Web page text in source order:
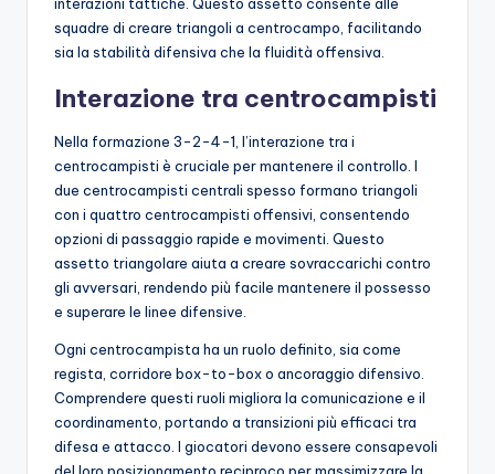
squadre di creare triangoli a centrocampo, facilitando
sia la stabilità difensiva che la fluidità offensiva.
Interazione tra centrocampisti
Nella formazione 3-2-4-1, l’interazione tra i
centrocampisti è cruciale per mantenere il controllo. I
due centrocampisti centrali spesso formano triangoli
con i quattro centrocampisti offensivi, consentendo
opzioni di passaggio rapide e movimenti. Questo
assetto triangolare aiuta a creare sovraccarichi contro
gli avversari, rendendo più facile mantenere il possesso
e superare le linee difensive.
Ogni centrocampista ha un ruolo definito, sia come
regista, corridore box-to-box o ancoraggio difensivo.
Comprendere questi ruoli migliora la comunicazione e il
coordinamento, portando a transizioni più efficaci tra
difesa e attacco. I giocatori devono essere consapevoli